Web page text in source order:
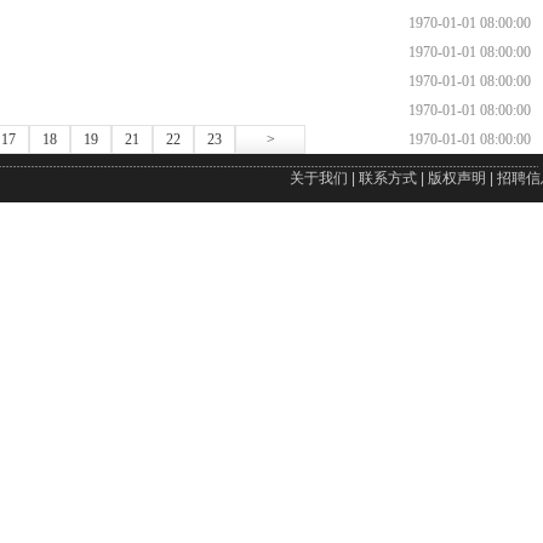
1970-01-01 08:00:00
1970-01-01 08:00:00
1970-01-01 08:00:00
1970-01-01 08:00:00
1970-01-01 08:00:00
17 18 19 21 22 23 >
关于我们 联系方式 版权声明 招聘